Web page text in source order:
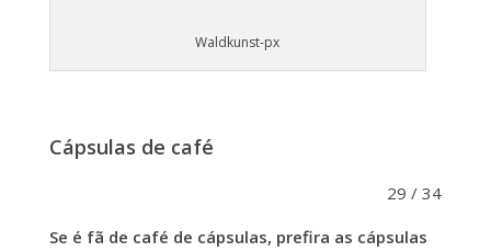
Waldkunst-px
Cápsulas de café
29 / 34
Se é fã de café de cápsulas, prefira as cápsulas